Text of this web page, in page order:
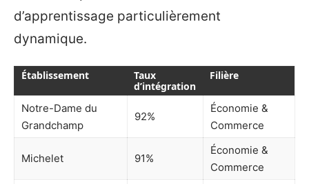
d’apprentissage particulièrement
dynamique.
Établissement
Taux
d’intégration
Filière
Notre-Dame du
Grandchamp
92%
Économie &
Commerce
Michelet 91%
Économie &
Commerce